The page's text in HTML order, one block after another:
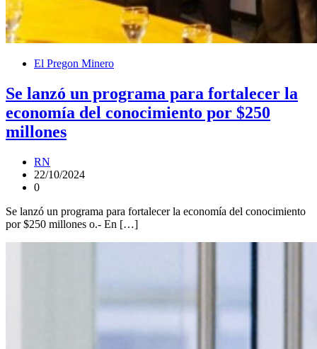
El Pregon Minero
Se lanzó un programa para fortalecer la
economía del conocimiento por $250
millones
RN
22/10/2024
0
Se lanzó un programa para fortalecer la economía del conocimiento
por $250 millones o.- En […]